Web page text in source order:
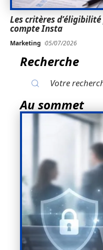
Les critères
compte Insta
Marketing 05/07/2026
Recherche
Au sommet